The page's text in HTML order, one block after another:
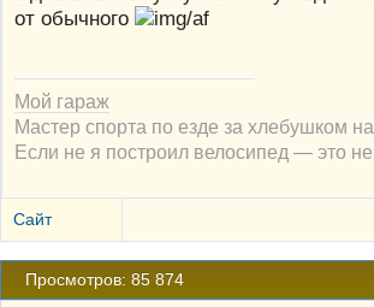
от обычного
Мой гараж
Мастер спорта по езде за хлебушком
Если не я построил велосипед — это
Сайт
Просмотров: 85 874